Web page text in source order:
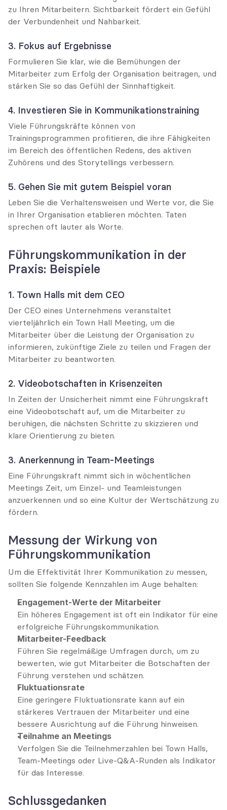
zu Ihren Mitarbeitern. Sichtbarkeit fördert ein Gefühl
der Verbundenheit und Nahbarkeit.
3. Fokus auf Ergebnisse
Formulieren Sie klar, wie die Bemühungen der
Mitarbeiter zum Erfolg der Organisation beitragen, und
stärken Sie so das Gefühl der Sinnhaftigkeit.
4. Investieren Sie in Kommunikationstraining
Viele Führungskräfte können von
Trainingsprogrammen profitieren, die ihre Fähigkeiten
im Bereich des öffentlichen Redens, des aktiven
Zuhörens und des Storytellings verbessern.
5. Gehen Sie mit gutem Beispiel voran
Leben Sie die Verhaltensweisen und Werte vor, die Sie
in Ihrer Organisation etablieren möchten. Taten
sprechen oft lauter als Worte.
Führungskommunikation in der
Praxis: Beispiele
1. Town Halls mit dem CEO
Der CEO eines Unternehmens veranstaltet
vierteljährlich ein Town Hall Meeting, um die
Mitarbeiter über die Leistung der Organisation zu
informieren, zukünftige Ziele zu teilen und Fragen der
Mitarbeiter zu beantworten.
2. Videobotschaften in Krisenzeiten
In Zeiten der Unsicherheit nimmt eine Führungskraft
eine Videobotschaft auf, um die Mitarbeiter zu
beruhigen, die nächsten Schritte zu skizzieren und
klare Orientierung zu bieten.
3. Anerkennung in Team-Meetings
Eine Führungskraft nimmt sich in wöchentlichen
Meetings Zeit, um Einzel- und Teamleistungen
anzuerkennen und so eine Kultur der Wertschätzung zu
fördern.
Messung der Wirkung von
Führungskommunikation
Um die Effektivität Ihrer Kommunikation zu messen,
sollten Sie folgende Kennzahlen im Auge behalten:
Engagement-Werte der Mitarbeiter
Ein höheres Engagement ist oft ein Indikator für eine
erfolgreiche Führungskommunikation.
Mitarbeiter-Feedback
Führen Sie regelmäßige Umfragen durch, um zu
bewerten, wie gut Mitarbeiter die Botschaften der
Führung verstehen und schätzen.
Fluktuationsrate
Eine geringere Fluktuationsrate kann auf ein
stärkeres Vertrauen der Mitarbeiter und eine
bessere Ausrichtung auf die Führung hinweisen.
Teilnahme an Meetings
Verfolgen Sie die Teilnehmerzahlen bei Town Halls,
Team-Meetings oder Live-Q&A-Runden als Indikator
für das Interesse.
Schlussgedanken